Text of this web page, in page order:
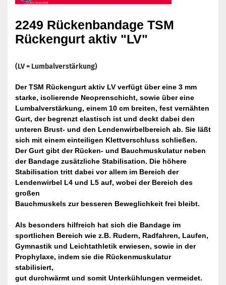
2249 Rückenbandage TSM
Rückengurt aktiv "LV"
(LV = Lumbalverstärkung)
Der TSM Rückengurt aktiv LV verfügt über eine 3 mm
starke, isolierende Neoprenschicht, sowie über eine
Lumbalverstärkung, einem 10 cm breiten, fest vernähten
Gurt, der begrenzt elastisch ist und deckt dabei den
unteren Brust- und den Lendenwirbelbereich ab. Sie läßt
sich mit einem einteiligen Klettverschluss schließen.
Der Gurt gibt der Rücken- und Bauchmuskulatur neben
der Bandage zusätzliche Stabilisation. Die höhere
Stabilisation tritt dabei vor allem im Bereich der
Lendenwirbel L4 und L5 auf, wobei der Bereich des
großen
Bauchmuskels zur besseren Beweglichkeit frei bleibt.
Als besonders hilfreich hat sich die Bandage im
sportlichen Bereich wie z.B. Rudern, Radfahren, Laufen,
Gymnastik und Leichtathletik erwiesen, sowie in der
Prophylaxe, indem sie die Rückenmuskulatur
stabilisiert,
gut durchwärmt und somit Unterkühlungen vermeidet.